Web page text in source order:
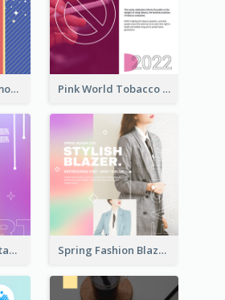
Strip Pattern Memorial Day Instagram Post Pink World Tobacco Day Instagram Post
Esport Recruit Instagram Post Spring Fashion Blazer Instagram Post